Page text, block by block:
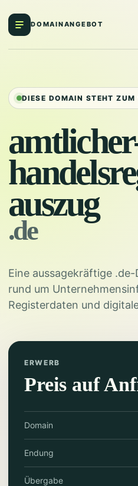
DOMAINANGEBOT
DIESE DOMAIN STEHT ZUM
auszug
.de
Eine aussagekräftige
rund um
Registerdaten und
ERWERB
Preis auf
Domain
Endung
Übergabe